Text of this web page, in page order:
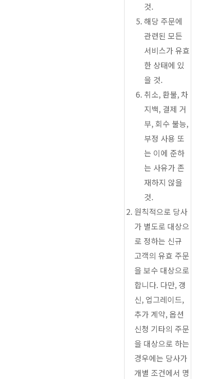
것.
해당 주문에
관련된 모든
서비스가 유효
한 상태에 있
을 것.
취소, 환불, 차
지백, 결제 거
부, 회수 불능,
부정 사용 또
는 이에 준하
는 사유가 존
재하지 않을
것.
원칙적으로 당사
가 별도로 대상으
로 정하는 신규
고객의 유효 주문
을 보수 대상으로
합니다. 다만, 갱
신, 업그레이드,
추가 계약, 옵션
신청 기타의 주문
을 대상으로 하는
경우에는 당사가
개별 조건에서 명